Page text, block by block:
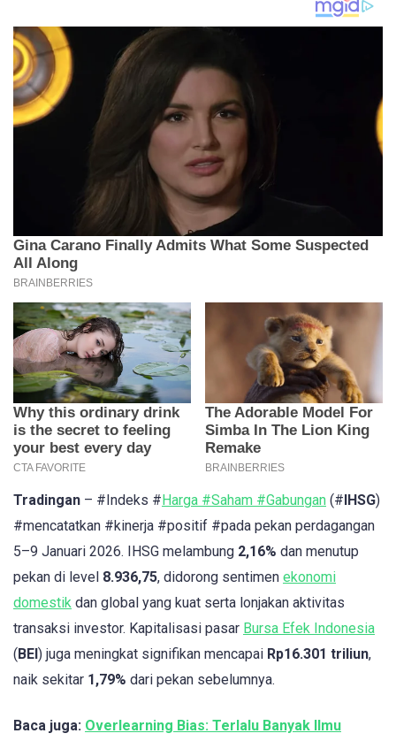
Tradingan – #Indeks #Harga #Saham #Gabungan (#IHSG)
#mencatatkan #kinerja #positif #pada pekan perdagangan
5–9 Januari 2026. IHSG melambung 2,16% dan menutup
pekan di level 8.936,75, didorong sentimen ekonomi
domestik dan global yang kuat serta lonjakan aktivitas
transaksi investor. Kapitalisasi pasar Bursa Efek Indonesia
(BEI) juga meningkat signifikan mencapai Rp16.301 triliun,
naik sekitar 1,79% dari pekan sebelumnya.
Baca juga: Overlearning Bias: Terlalu Banyak Ilmu